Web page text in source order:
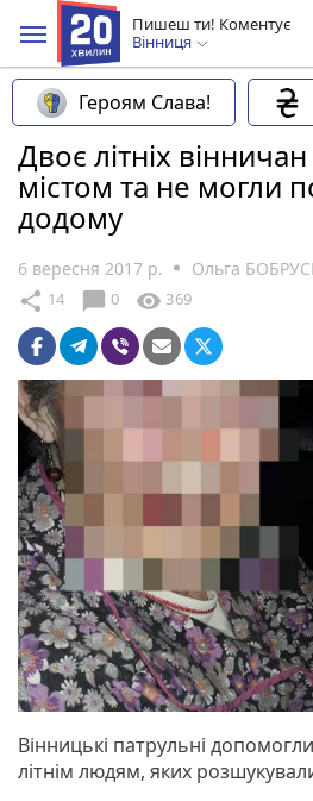
Пишеш ти! Коментує
Вінниця
Героям Слава!
Двоє літніх
містом та не могли
додому
6 вересня 2017 р. Ольга
share 14 chat_bubble 0 visibility 369
Вінницькі патрульні
літнім людям, яких